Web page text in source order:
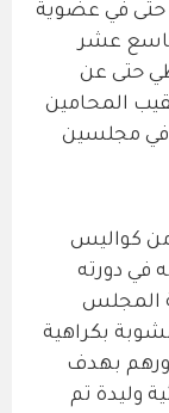
حتى في عضوية
عشر
حتى عن
المحامين
في مجلسين
كواليس
في دورته
المجلس
بكراهية
بهدف
وليدة تم